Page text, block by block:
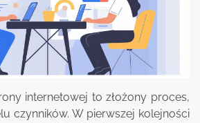
internetowej to złożony proces,
czynników. W pierwszej kolejności